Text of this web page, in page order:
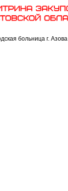
больница г. Азова